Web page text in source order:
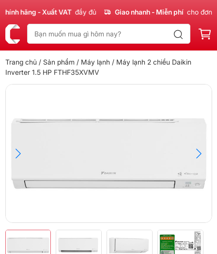
hãng - Xuất VAT đầy đủ Giao nhanh - Miễn phí cho đơn
Trang chủ / Sản phẩm / Máy lạnh / Máy lạnh 2 chiều Daikin
Inverter 1.5 HP FTHF35XVMV